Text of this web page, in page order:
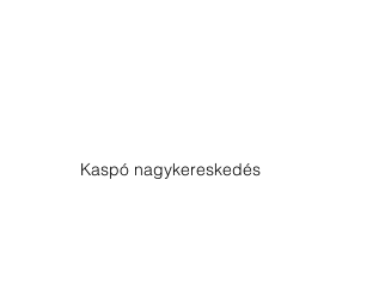
Kaspó nagykereskedés